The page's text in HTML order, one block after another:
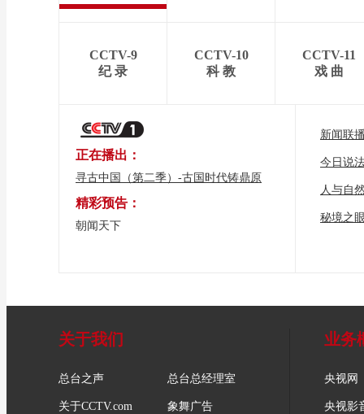
CCTV-9
纪 录
CCTV-10
科 教
CCTV-11
戏 曲
正在播出：
寻古中国（第二季）-古国时代铸鼎原
精彩预告：
朝闻天下
新闻联
今日说
人与自
秘境之
关于我们
总台之声 总台总经理室
关于CCTV.com 象舞广告
业务
央视网
央视影